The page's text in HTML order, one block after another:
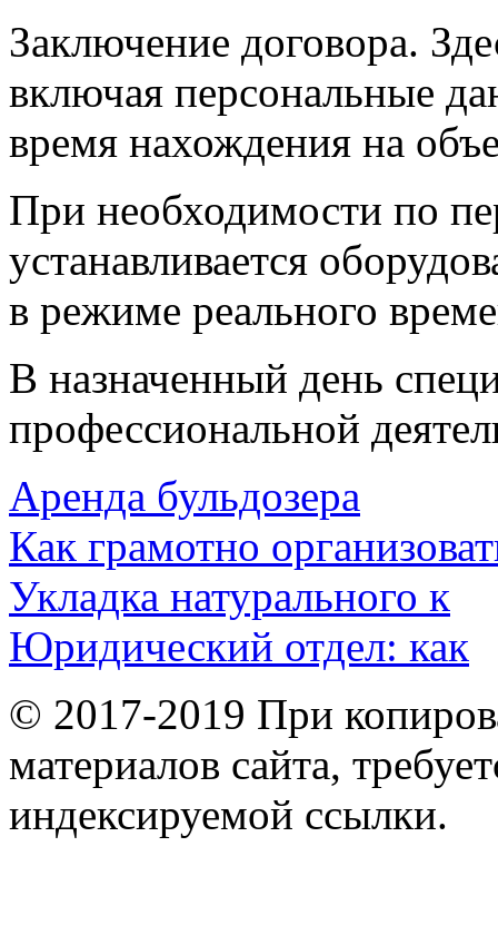
Заключение договора.
включая персональные
время нахождения на
При необходимости по
устанавливается
в режиме реального
В назначенный день
профессиональной
Аренда бульдозера
Как грамотно
Укладка натурального к
Юридический отдел: как
© 2017-2019 При
материалов сайта,
индексируемой ссылки.